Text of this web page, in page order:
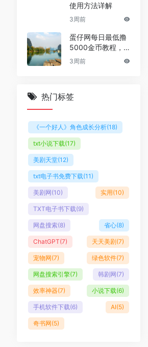
使用方法详解
3周前
蛋仔网每日最低撸
5000金币教程，
白嫖金币快速赚大
3周前
热门标签
《一个好人》角色成长分析(18)
txt小说下载(17)
美剧天堂(12)
txt电子书免费下载(11)
美剧网(10) 实用(10)
TXT电子书下载(9)
网盘搜索(8) 省心(8)
ChatGPT(7) 天天美剧(7)
宠物网(7) 绿色软件(7)
网盘搜索引擎(7) 韩剧网(7)
效率神器(7) 小说下载(6)
手机软件下载(6) AI(5)
奇书网(5)